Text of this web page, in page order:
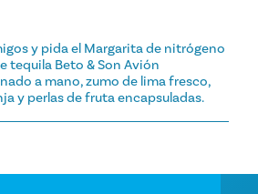
y pida el Margarita de nitrógeno
tequila Beto & Son Avión
a mano, zumo de lima fresco,
y perlas de fruta encapsuladas.